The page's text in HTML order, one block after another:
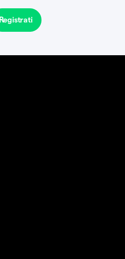
Registrati